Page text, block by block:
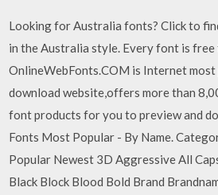
Looking for Australia fonts? Click to
in the Australia style. Every font is free
OnlineWebFonts.COM is Internet
download website,offers more than
font products for you to preview and
Fonts Most Popular - By Name.
Popular Newest 3D Aggressive All
Black Block Blood Bold Brand